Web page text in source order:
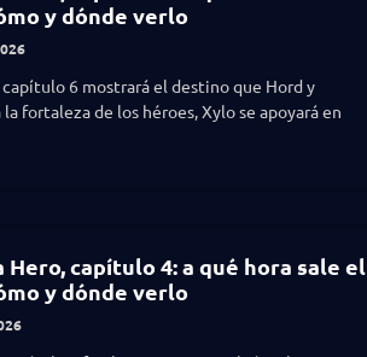
y dónde verlo
6 mostrará el destino que Hord y
fortaleza de los héroes, Xylo se apoyará en
Hero, capítulo 4: a qué hora sale el
y dónde verlo